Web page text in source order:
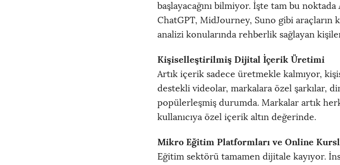
başlayacağını bilmiyor. İşte tam bu
ChatGPT, MidJourney, Suno gibi araçların
analizi konularında rehberlik sağlayan
Kişiselleştirilmiş Dijital İçerik Üretimi
Artık içerik sadece üretmekle kalmıyor,
destekli videolar, markalara özel şarkılar,
popülerleşmiş durumda. Markalar artık
kullanıcıya özel içerik altın değerinde.
Mikro Eğitim Platformları ve Online
Eğitim sektörü tamamen dijitale kayıyor.